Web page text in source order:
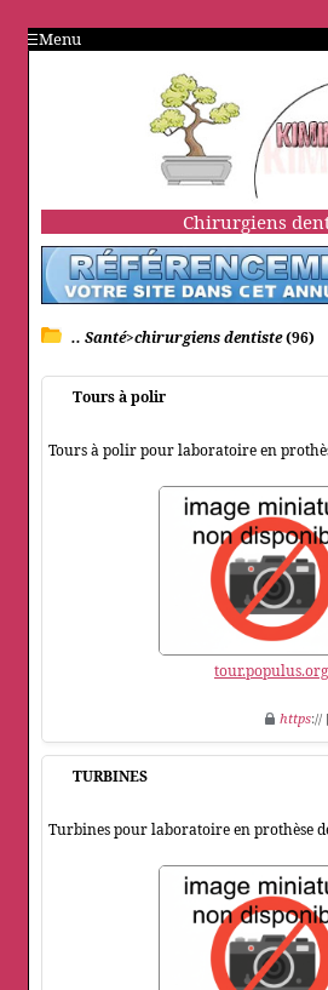
Menu
Chirurgiens
.. Santé>chirurgiens dentiste(96)
Tours à polir
Tours à polir pour laboratoire en
tour.populus.org
https://
TURBINES
Turbines pour laboratoire en prothèse